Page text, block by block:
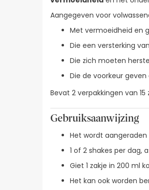
Aangegeven voor
Met vermoeidheid en
Die een versterking
Die zich moeten
Die de voorkeur
Bevat 2 verpakkingen van
Gebruiksaanwijzing
Het wordt
1 of 2 shakes per dag,
Giet 1 zakje in 200 ml
Het kan ook worden